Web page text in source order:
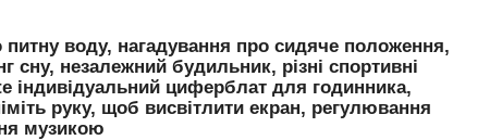
воду, нагадування про сидяче положення,
сну, незалежний будильник, різні спортивні
індивідуальний циферблат для годинника,
руку, щоб висвітлити екран, регулювання
музикою